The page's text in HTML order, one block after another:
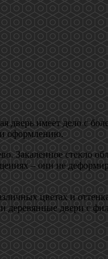
дверь имеет дело с
и оформлению.
Закаленное стекло
– они не
цветах и
двери с